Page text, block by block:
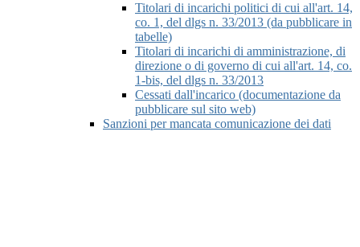
Titolari di incarichi politici di cui all'art. 14,
co. 1, del dlgs n. 33/2013 (da pubblicare in
tabelle)
Titolari di incarichi di amministrazione, di
direzione o di governo di cui all'art. 14, co.
1-bis, del dlgs n. 33/2013
Cessati dall'incarico (documentazione da
pubblicare sul sito web)
Sanzioni per mancata comunicazione dei dati